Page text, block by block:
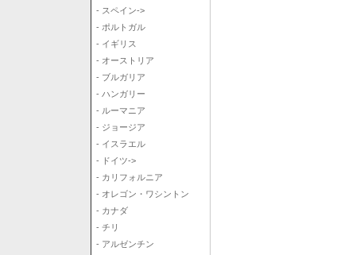
- スペイン->
- ポルトガル
- イギリス
- オーストリア
- ブルガリア
- ハンガリー
- ルーマニア
- ジョージア
- イスラエル
- ドイツ->
- カリフォルニア
- オレゴン・ワシントン
- カナダ
- チリ
- アルゼンチン